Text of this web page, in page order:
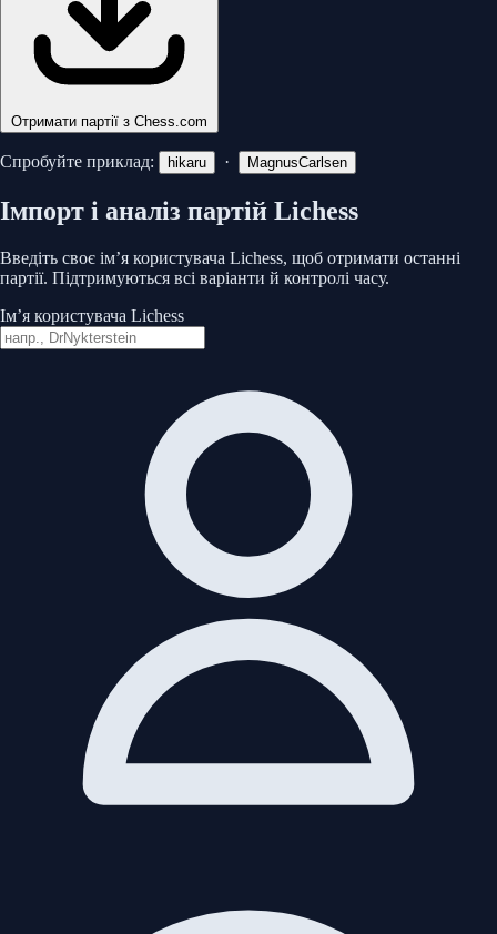
Отримати партії з Chess.com
Спробуйте приклад: hikaru · MagnusCarlsen
Імпорт і аналіз партій Lichess
Введіть своє ім’я користувача Lichess, щоб отримати останні
партії. Підтримуються всі варіанти й контролі часу.
Ім’я користувача Lichess